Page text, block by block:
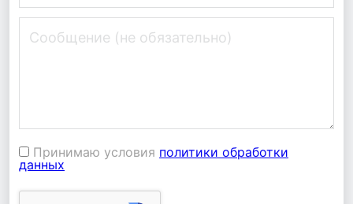
Принимаю условия политики обработки
данных